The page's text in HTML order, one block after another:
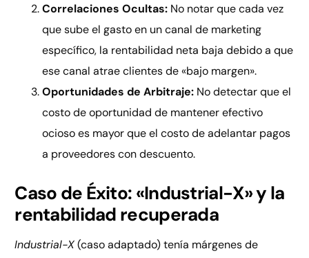
Correlaciones Ocultas: No notar que cada vez
que sube el gasto en un canal de marketing
específico, la rentabilidad neta baja debido a que
ese canal atrae clientes de «bajo margen».
Oportunidades de Arbitraje: No detectar que el
costo de oportunidad de mantener efectivo
ocioso es mayor que el costo de adelantar pagos
a proveedores con descuento.
Caso de Éxito: «Industrial-X» y la
rentabilidad recuperada
Industrial-X(caso adaptado) tenía márgenes de